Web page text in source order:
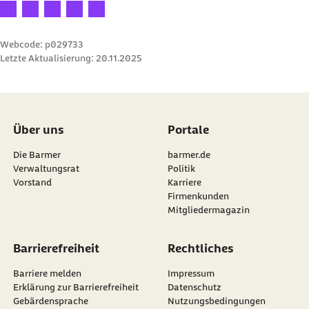
Webcode: p029733
Letzte Aktualisierung: 20.11.2025
Über uns
Die Barmer
Verwaltungsrat
Vorstand
Portale
barmer.de
Politik
Karriere
Firmenkunden
Mitgliedermagazin
Barrierefreiheit
Barriere melden
Erklärung zur Barrierefreiheit
Gebärdensprache
Rechtliches
Impressum
Datenschutz
Nutzungsbedingungen